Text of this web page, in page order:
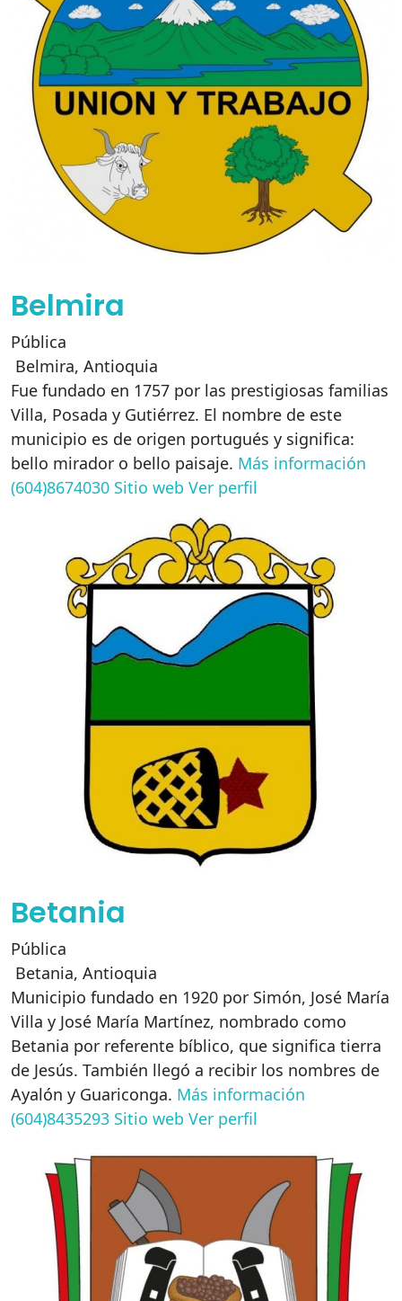
Belmira
Pública
Belmira, Antioquia
Fue fundado en 1757 por las prestigiosas familias
Villa, Posada y Gutiérrez. El nombre de este
municipio es de origen portugués y significa:
bello mirador o bello paisaje. Más información
(604)8674030 Sitio web Ver perfil
Betania
Pública
Betania, Antioquia
Municipio fundado en 1920 por Simón, José María
Villa y José María Martínez, nombrado como
Betania por referente bíblico, que significa tierra
de Jesús. También llegó a recibir los nombres de
Ayalón y Guariconga. Más información
(604)8435293 Sitio web Ver perfil